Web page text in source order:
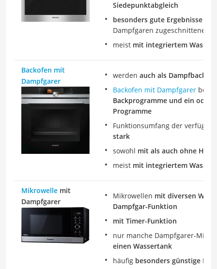
Siedepunktabgleich
besonders gute Ergebnisse
Dampfgaren zugeschnittene
meist mit integriertem
Backofen mit
Dampfgarer
werden auch als
Backofen mit Dampfgarer
Backprogramme und ein oder
Programme
Funktionsumfang der
stark
sowohl mit als auch ohne
meist mit integriertem
Mikrowelle mit
Dampfgarer
Mikrowellen mit diversen
Dampfgar-Funktion
mit Timer-Funktion
nur manche Dampfgarer-
einen Wassertank
häufig besonders günstige